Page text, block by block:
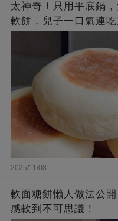
太神奇！只用平底鍋
軟餅，兒子一口氣連吃
2025/11/08
軟面糖餅懶人做法公
感軟到不可思議！